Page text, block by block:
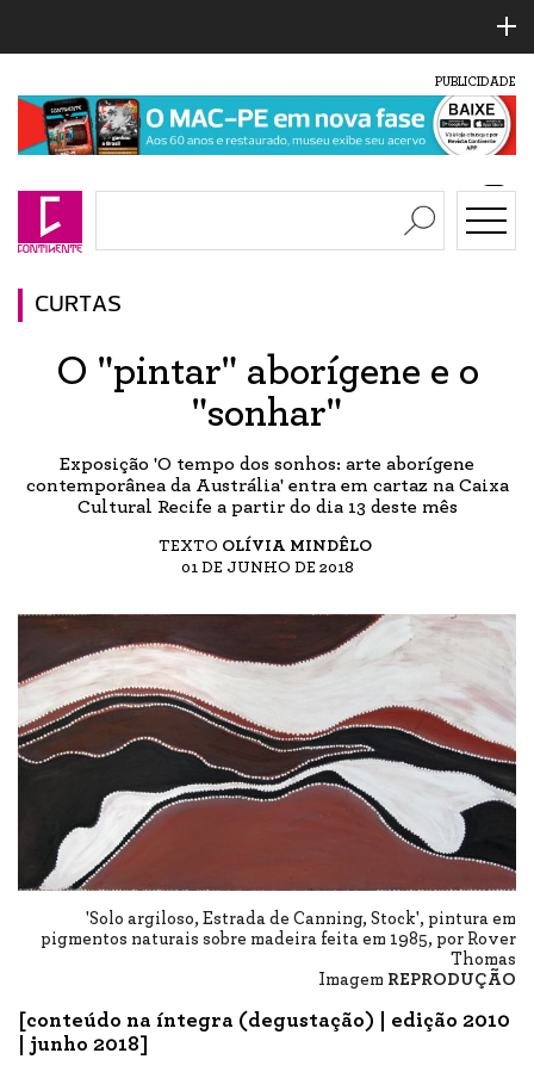
PUBLICIDADE
CURTAS
O "pintar" aborígene e o
"sonhar"
Exposição 'O tempo dos sonhos: arte aborígene
contemporânea da Austrália' entra em cartaz na Caixa
Cultural Recife a partir do dia 13 deste mês
TEXTO OLÍVIA MINDÊLO
01 DE JUNHO DE 2018
'Solo argiloso, Estrada de Canning, Stock', pintura em
pigmentos naturais sobre madeira feita em 1985, por Rover
Thomas
Imagem REPRODUÇÃO
[conteúdo na íntegra (degustação) | edição 2010
| junho 2018]